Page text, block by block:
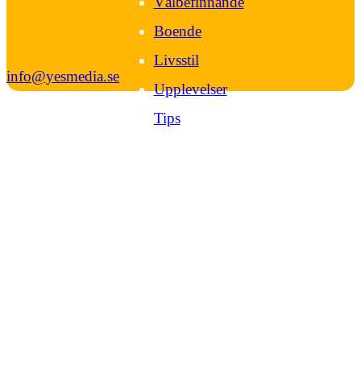
Boende
Livsstil
Upplevelser
Tips
info@yesmedia.se